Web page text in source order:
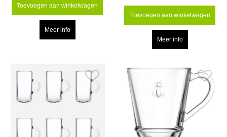
Toevoegen aan winkelwagen
Meer info
Toevoegen aan winkelwagen
Meer info